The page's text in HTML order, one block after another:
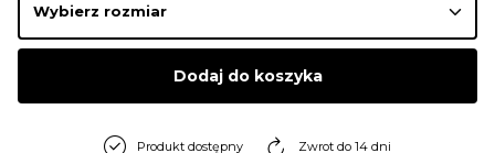
BLUZY
Dodaj do koszyka
Produkt dostępny Zwrot do 14 dni